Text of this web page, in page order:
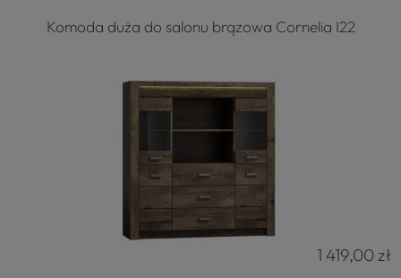
Komoda duża do salonu brązowa Cornelia I22
1 419,00 zł